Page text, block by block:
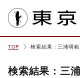
TOP 検索結果：三浦明範
検索結果：三